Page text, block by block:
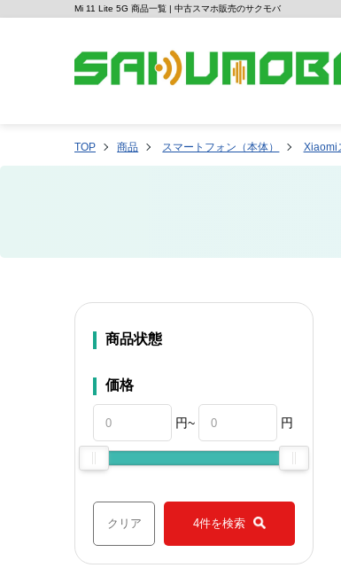
Mi 11 Lite 5G 商品一覧 | 中古スマホ販売のサクモバ
TOP 商品 スマートフォン（本体） Xiaomi
商品状態
価格
円~ 円
クリア 4件を検索